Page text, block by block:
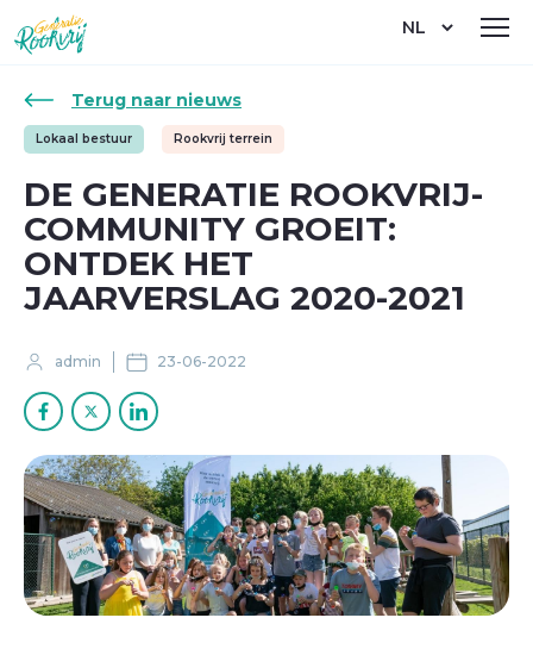
Overslaan
en
naar
inhoud
gaan
Select
Terug naar nieuws
Lokaal bestuur Rookvrij terrein
DE GENERATIE ROOKVRIJ-
COMMUNITY GROEIT:
ONTDEK HET
JAARVERSLAG 2020-2021
admin 23-06-2022